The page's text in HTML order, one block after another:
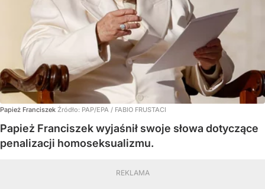
Papież Franciszek Źródło: PAP/EPA / FABIO FRUSTACI
Papież Franciszek wyjaśnił swoje słowa dotyczące
penalizacji homoseksualizmu.